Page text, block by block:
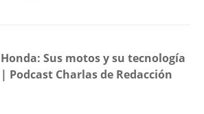
Honda: Sus motos y su tecnología
| Podcast Charlas de Redacción